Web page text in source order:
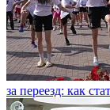
за переезд: как